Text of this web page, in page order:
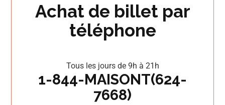
Achat de billet par
téléphone
Tous les jours de 9h à 21h
1-844-MAISONT(624-
7668)